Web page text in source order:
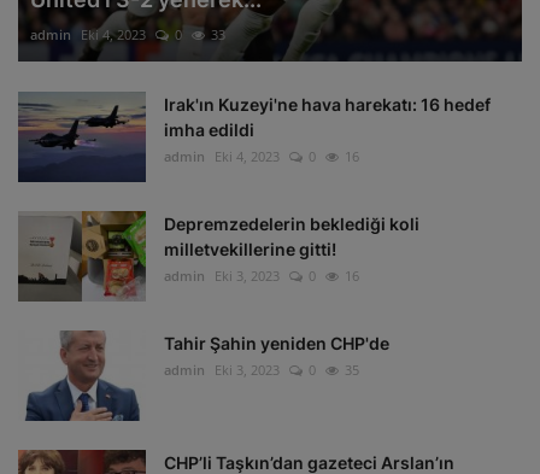
admin Eki 4, 2023 0 33
Irak'ın Kuzeyi'ne hava harekatı: 16 hedef
imha edildi
admin Eki 4, 2023 0 16
Depremzedelerin beklediği koli
milletvekillerine gitti!
admin Eki 3, 2023 0 16
Tahir Şahin yeniden CHP'de
admin Eki 3, 2023 0 35
CHP’li Taşkın’dan gazeteci Arslan’ın